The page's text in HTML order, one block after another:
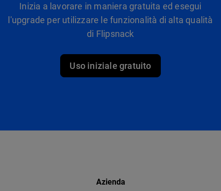
Inizia a lavorare in maniera gratuita ed esegui
l'upgrade per utilizzare le funzionalità di alta qualità
di Flipsnack
Uso iniziale gratuito
Azienda